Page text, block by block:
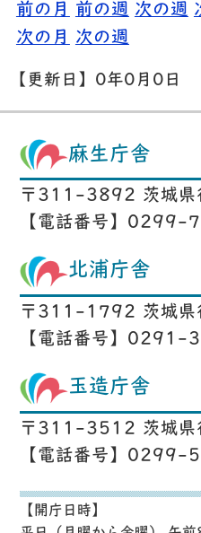
前の月 前の週 次の週
次の月
次の週
【更新日】 0年0月0日
麻生庁舎
〒311-3892 茨城県
【電話番号】
北浦庁舎
〒311-1792 茨城
【電話番号】
玉造庁舎
〒311-3512 茨城県
【電話番号】
【開庁日時】